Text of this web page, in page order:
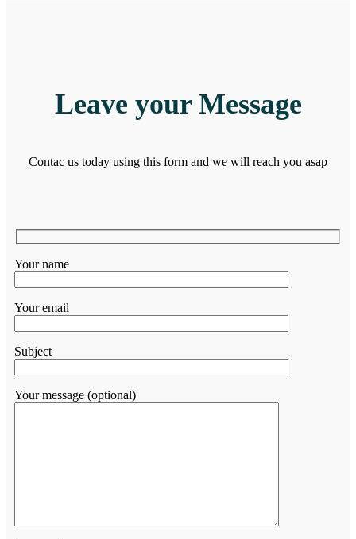
Leave your Message
Contac us today using this form and we will reach you asap
Your name
Your email
Subject
Your message (optional)